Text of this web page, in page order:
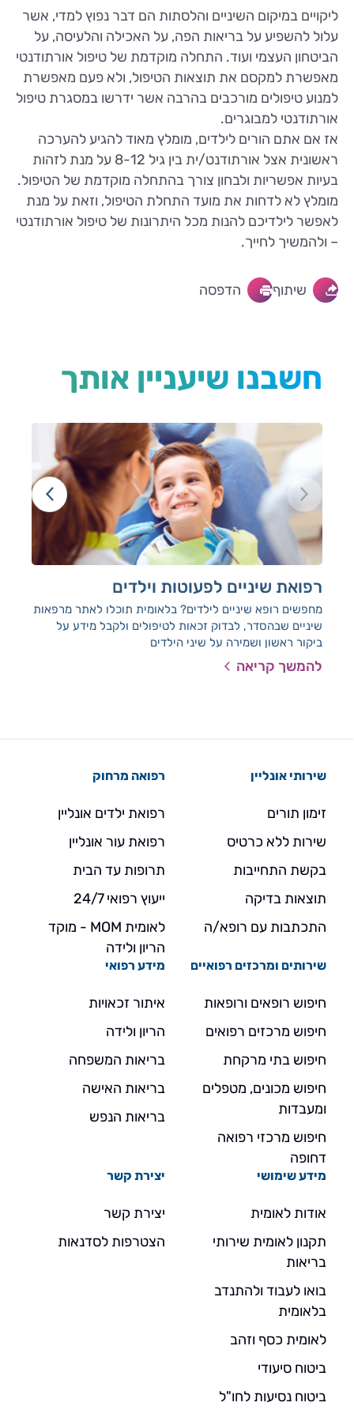
ליקויים במיקום השיניים והלסתות הם דבר נפוץ למדי, אשר
עלול להשפיע על בריאות הפה, על האכילה והלעיסה, על
הביטחון העצמי ועוד. התחלה מוקדמת של טיפול אורתודנטי
מאפשרת למקסם את תוצאות הטיפול, ולא פעם מאפשרת
למנוע טיפולים מורכבים בהרבה אשר ידרשו במסגרת טיפול
אורתודנטי למבוגרים.
אז אם אתם הורים לילדים, מומלץ מאוד להגיע להערכה
ראשונית אצל אורתודנט/ית בין גיל 8-12 על מנת לזהות
בעיות אפשריות ולבחון צורך בהתחלה מוקדמת של הטיפול.
מומלץ לא לדחות את מועד התחלת הטיפול, וזאת על מנת
לאפשר לילדיכם להנות מכל היתרונות של טיפול אורתודנטי
– ולהמשיך לחייך.
שיתוף הדפסה
חשבנו שיעניין אותך
רפואת שיניים לפעוטות וילדים
מחפשים רופא שיניים לילדים? בלאומית תוכלו לאתר מרפאות
שיניים שבהסדר, לבדוק זכאות לטיפולים ולקבל מידע על
ביקור ראשון ושמירה על שיני הילדים
להמשך קריאה
שירותי אונליין
זימון תורים
שירות ללא כרטיס
בקשת התחייבות
תוצאות בדיקה
התכתבות עם רופא/ה
רפואה מרחוק
רפואת ילדים אונליין
רפואת עור אונליין
תרופות עד הבית
ייעוץ רפואי 24/7
לאומית MOM - מוקד
הריון ולידה
שירותים ומרכזים רפואיים
חיפוש רופאים ורופאות
חיפוש מרכזים רפואים
חיפוש בתי מרקחת
חיפוש מכונים, מטפלים
ומעבדות
חיפוש מרכזי רפואה
דחופה
מידע רפואי
איתור זכאויות
הריון ולידה
בריאות המשפחה
בריאות האישה
בריאות הנפש
מידע שימושי
אודות לאומית
תקנון לאומית שירותי
בריאות
בואו לעבוד ולהתנדב
בלאומית
לאומית כסף וזהב
ביטוח סיעודי
ביטוח נסיעות לחו"ל
יצירת קשר
יצירת קשר
הצטרפות לסדנאות